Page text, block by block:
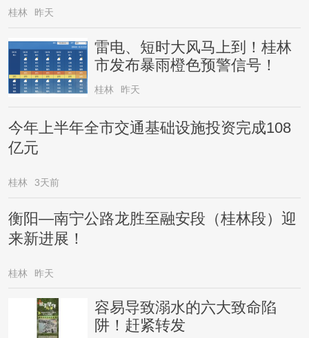
桂林 昨天
雷电、短时大风马上到！桂林
市发布暴雨橙色预警信号！
桂林 昨天
今年上半年全市交通基础设施投资完成108
亿元
桂林 3天前
衡阳—南宁公路龙胜至融安段（桂林段）迎
来新进展！
桂林 昨天
容易导致溺水的六大致命陷
阱！赶紧转发